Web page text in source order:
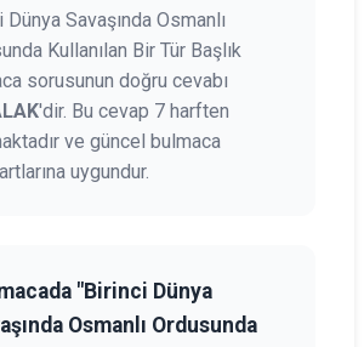
Dünya Savaşında Osmanlı
Kullanılan Bir Tür Başlık
sorusunun doğru cevabı
'dir. Bu cevap 7 harften
ve güncel bulmaca
uygundur.
"Birinci Dünya
Osmanlı Ordusunda